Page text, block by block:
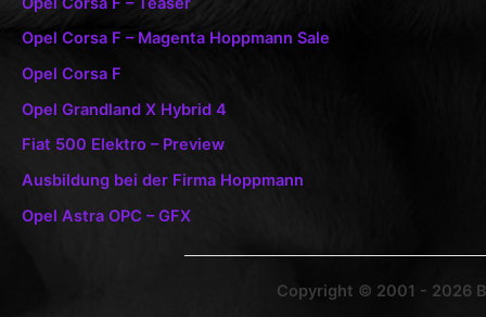
Opel Corsa F – Magenta Hoppmann Sale
Opel Corsa F
Opel Grandland X Hybrid 4
Fiat 500 Elektro – Preview
Ausbildung bei der Firma Hoppmann
Opel Astra OPC – GFX
Copyright © 2001 - 2026